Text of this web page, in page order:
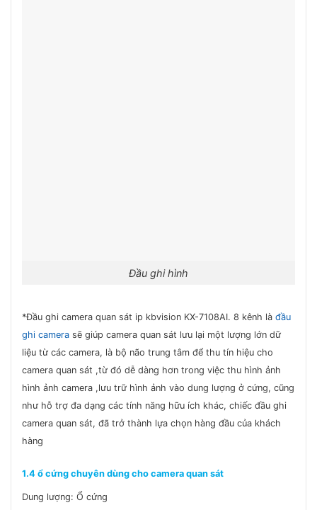
Đầu ghi hình
*Đầu ghi camera quan sát ip kbvision KX-7108AI. 8 kênh là đầu
ghi camera sẽ giúp camera quan sát lưu lại một lượng lớn dữ
liệu từ các camera, là bộ não trung tâm để thu tín hiệu cho
camera quan sát ,từ đó dễ dàng hơn trong việc thu hình ảnh
hình ảnh camera ,lưu trữ hình ảnh vào dung lượng ở cứng, cũng
như hỗ trợ đa dạng các tính năng hữu ích khác, chiếc đầu ghi
camera quan sát, đã trở thành lựa chọn hàng đầu của khách
hàng
1.4 ổ cứng chuyên dùng cho camera quan sát
Dung lượng: Ổ cứng